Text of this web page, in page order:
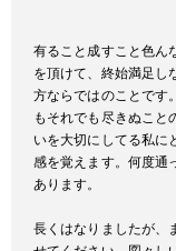
有ること成すこと色ん
を頂けて、終始満足し
方ならではのことです
もそれでも尽きぬこと
いを大切にしてる私に
感を覚えます。何度通
あります。
長くはなりましたが、